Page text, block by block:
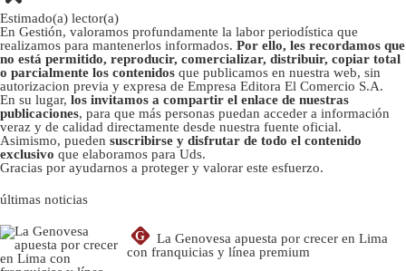
Estimado(a) lector(a)
En Gestión, valoramos profundamente la labor periodística que
realizamos para mantenerlos informados. Por ello, les recordamos que
no está permitido, reproducir, comercializar, distribuir, copiar total
o parcialmente los contenidos que publicamos en nuestra web, sin
autorizacion previa y expresa de Empresa Editora El Comercio S.A.
En su lugar, los invitamos a compartir el enlace de nuestras
publicaciones, para que más personas puedan acceder a información
veraz y de calidad directamente desde nuestra fuente oficial.
Asimismo, pueden suscribirse y disfrutar de todo el contenido
exclusivo que elaboramos para Uds.
Gracias por ayudarnos a proteger y valorar este esfuerzo.
últimas noticias
G
La Genovesa apuesta por crecer en Lima
con franquicias y línea premium